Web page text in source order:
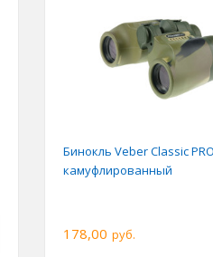
Бинокль Veber Classic
камуфлированный
178,00 руб.